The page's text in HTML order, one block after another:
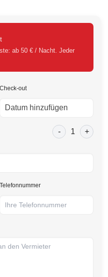
ab 50 € / Nacht. Jeder
Check-out
- 1 +
Telefonnummer